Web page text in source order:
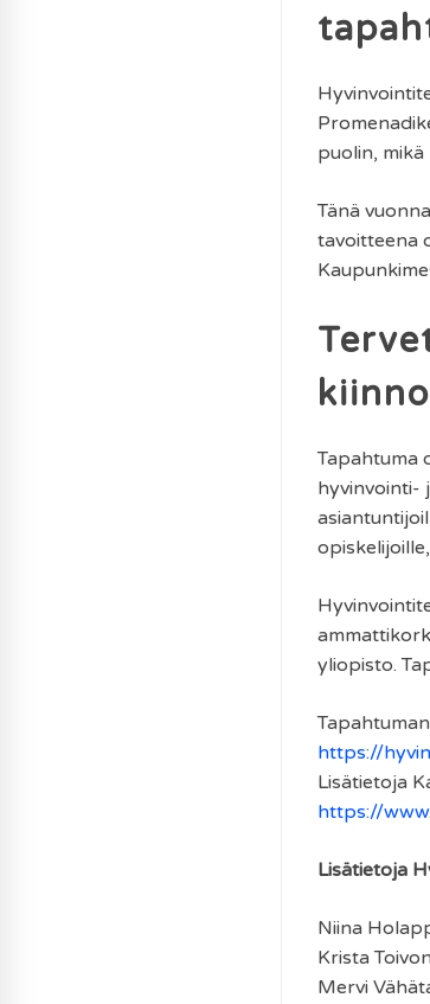
puolin, mikä
Tänä
tavoitteena
Tapahtuma
hyvinvointi-
yliopisto.
https://
Lisätietoja
https://
Lisätietoja
Niina
Krista
Mervi